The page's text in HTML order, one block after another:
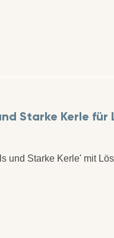
Starke Kerle für
und Starke Kerle' mit